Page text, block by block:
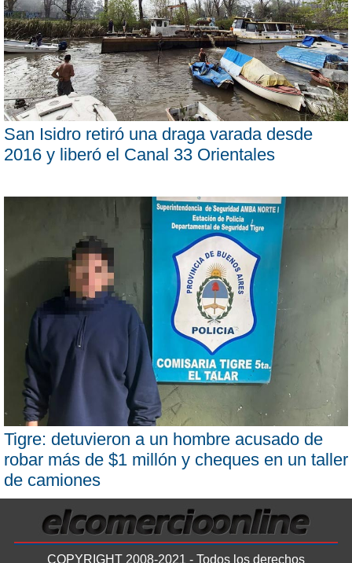
San Isidro retiró una draga varada desde
2016 y liberó el Canal 33 Orientales
Tigre: detuvieron a un hombre acusado de
robar más de $1 millón y cheques en un taller
de camiones
COPYRIGHT 2008-2021 - Todos los derechos